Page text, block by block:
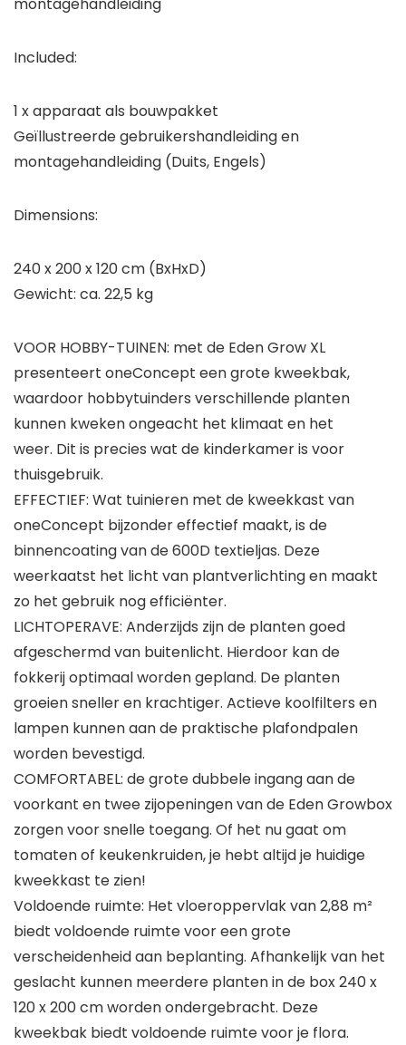
montagehandleiding
Included:
1 x apparaat als bouwpakket
Geïllustreerde gebruikershandleiding en
montagehandleiding (Duits, Engels)
Dimensions:
240 x 200 x 120 cm (BxHxD)
Gewicht: ca. 22,5 kg
VOOR HOBBY-TUINEN: met de Eden Grow XL
presenteert oneConcept een grote kweekbak,
waardoor hobbytuinders verschillende planten
kunnen kweken ongeacht het klimaat en het
weer. Dit is precies wat de kinderkamer is voor
thuisgebruik.
EFFECTIEF: Wat tuinieren met de kweekkast van
oneConcept bijzonder effectief maakt, is de
binnencoating van de 600D textieljas. Deze
weerkaatst het licht van plantverlichting en maakt
zo het gebruik nog efficiënter.
LICHTOPERAVE: Anderzijds zijn de planten goed
afgeschermd van buitenlicht. Hierdoor kan de
fokkerij optimaal worden gepland. De planten
groeien sneller en krachtiger. Actieve koolfilters en
lampen kunnen aan de praktische plafondpalen
worden bevestigd.
COMFORTABEL: de grote dubbele ingang aan de
voorkant en twee zijopeningen van de Eden Growbox
zorgen voor snelle toegang. Of het nu gaat om
tomaten of keukenkruiden, je hebt altijd je huidige
kweekkast te zien!
Voldoende ruimte: Het vloeroppervlak van 2,88 m²
biedt voldoende ruimte voor een grote
verscheidenheid aan beplanting. Afhankelijk van het
geslacht kunnen meerdere planten in de box 240 x
120 x 200 cm worden ondergebracht. Deze
kweekbak biedt voldoende ruimte voor je flora.